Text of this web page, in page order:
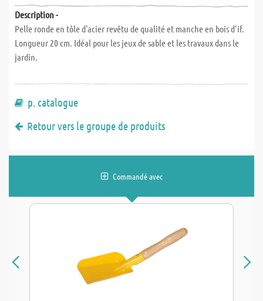
Description -
Pelle ronde en tôle d'acier revêtu de qualité et manche en bois d'if.
Longueur 20 cm. Idéal pour les jeux de sable et les travaux dans le
jardin.
p. catalogue
Retour vers le groupe de produits
Commandé avec